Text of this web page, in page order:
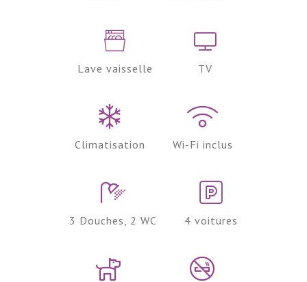
Lave vaisselle TV
Climatisation Wi-Fi inclus
3 Douches, 2 WC 4 voitures